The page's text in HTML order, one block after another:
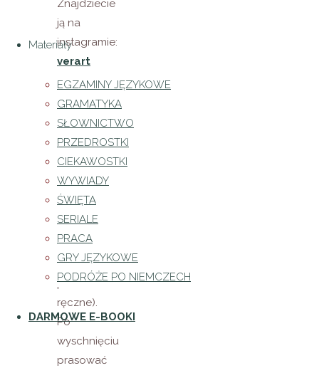
Materiały
EGZAMINY JĘZYKOWE
GRAMATYKA
SŁOWNICTWO
PRZEDROSTKI
CIEKAWOSTKI
WYWIADY
ŚWIĘTA
SERIALE
PRACA
GRY JĘZYKOWE
PODRÓŻE PO NIEMCZECH
DARMOWE E-BOOKI
Znajdziecie
ją na
instagramie:
verart
Torbę
należy
prać
ręcznie
lub w
pralce w
temperaturze
maksymalnie
30 stopni
(program
pranie
ręczne).
Po
wyschnięciu
prasować